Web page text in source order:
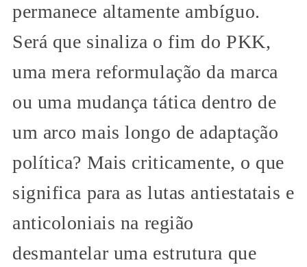
permanece altamente ambíguo.
Será que sinaliza o fim do PKK,
uma mera reformulação da marca
ou uma mudança tática dentro de
um arco mais longo de adaptação
política? Mais criticamente, o que
significa para as lutas antiestatais e
anticoloniais na região
desmantelar uma estrutura que